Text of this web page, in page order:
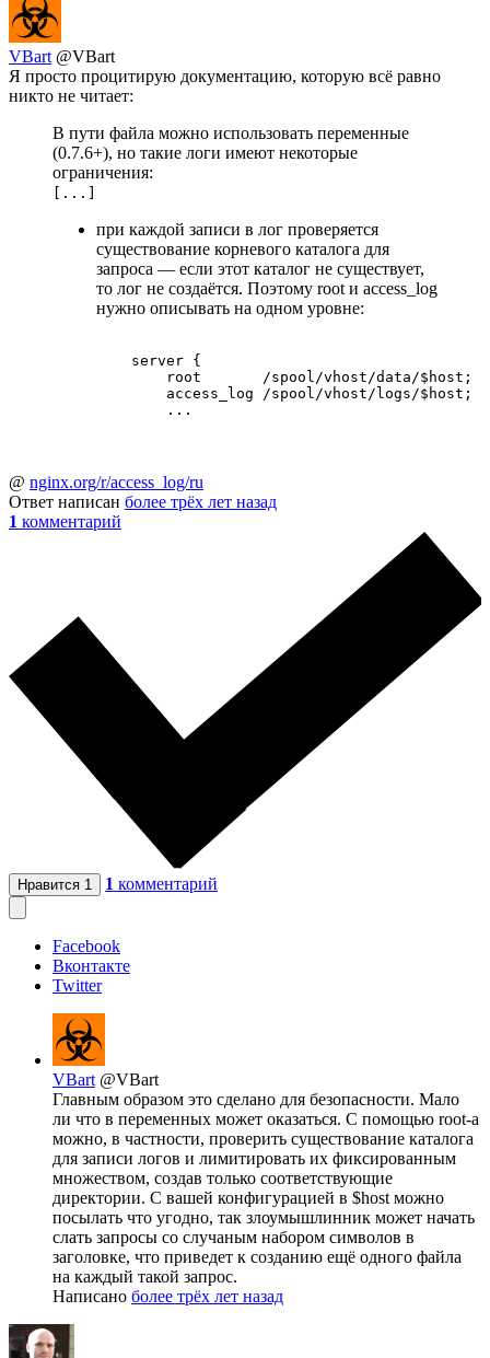
VBart @VBart
Я просто процитирую документацию, которую всё равно
никто не читает:
В пути файла можно использовать переменные
(0.7.6+), но такие логи имеют некоторые
ограничения:
[...]
при каждой записи в лог проверяется
существование корневого каталога для
запроса — если этот каталог не существует,
то лог не создаётся. Поэтому root и access_log
нужно описывать на одном уровне:
    server {
        root       /spool/vhost/data/$host;
        access_log /spool/vhost/logs/$host;
@ nginx.org/r/access_log/ru
Ответ написан более трёх лет назад
1 комментарий
Нравится 1 1 комментарий
Facebook
Вконтакте
Twitter
VBart @VBart
Главным образом это сделано для безопасности. Мало
ли что в переменных может оказаться. С помощью root-а
можно, в частности, проверить существование каталога
для записи логов и лимитировать их фиксированным
множеством, создав только соответствующие
директории. С вашей конфигурацией в $host можно
посылать что угодно, так злоумышлинник может начать
слать запросы со случаным набором символов в
заголовке, что приведет к созданию ещё одного файла
на каждый такой запрос.
Написано более трёх лет назад